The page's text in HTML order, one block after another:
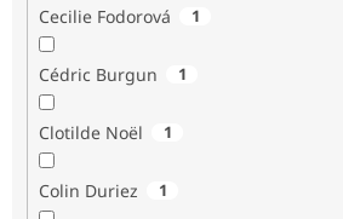
Cecilie Fodorová 1
Cédric Burgun 1
Clotilde Noël 1
Colin Duriez 1